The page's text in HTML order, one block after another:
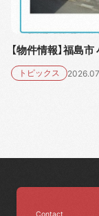
【物件情報】福島
トピックス